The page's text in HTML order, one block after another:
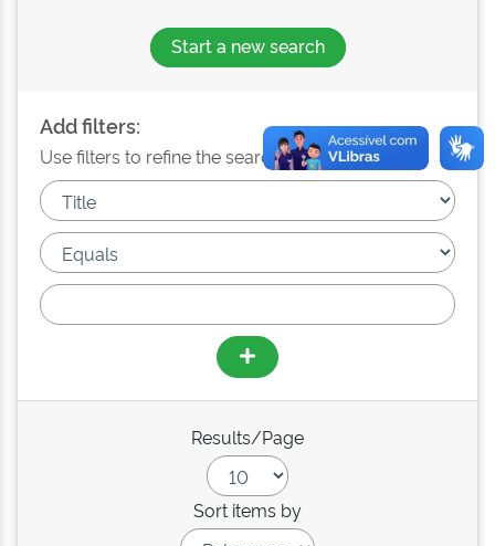
Start a new search
Add filters:
Use filters to refine the search results.
Results/Page
Sort items by